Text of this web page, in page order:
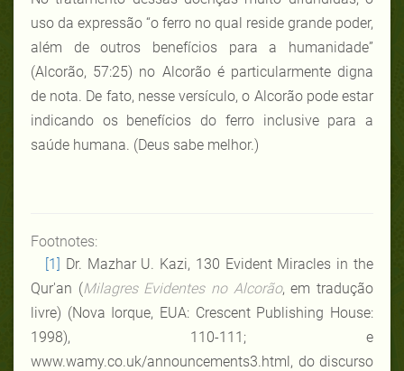
uso da expressão “o ferro no qual reside grande poder,
além de outros benefícios para a humanidade”
(Alcorão, 57:25) no Alcorão é particularmente digna
de nota. De fato, nesse versículo, o Alcorão pode estar
indicando os benefícios do ferro inclusive para a
saúde humana. (Deus sabe melhor.)
Footnotes:
[1] Dr. Mazhar U. Kazi, 130 Evident Miracles in the
Qur'an (Milagres Evidentes no Alcorão, em tradução
livre) (Nova Iorque, EUA: Crescent Publishing House:
1998), 110-111; e
www.wamy.co.uk/announcements3.html, do discurso